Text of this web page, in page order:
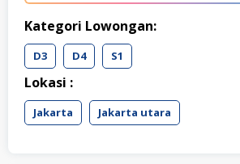
Kategori Lowongan:
D3 D4 S1
Lokasi :
Jakarta Jakarta utara